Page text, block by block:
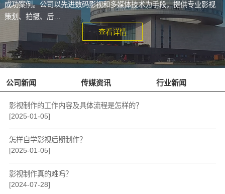
成功案例。公司以先进数码影视和多媒体技术为手段，提供专业影视
策划、拍摄、后…
查看详情
公司新闻 传媒资讯 行业新闻
影视制作的工作内容及具体流程是怎样的？
[2025-01-05]
怎样自学影视后期制作？
[2025-01-05]
影视制作真的难吗？
[2024-07-28]